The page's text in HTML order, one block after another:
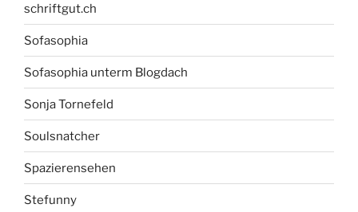
schriftgut.ch
Sofasophia
Sofasophia unterm Blogdach
Sonja Tornefeld
Soulsnatcher
Spazierensehen
Stefunny